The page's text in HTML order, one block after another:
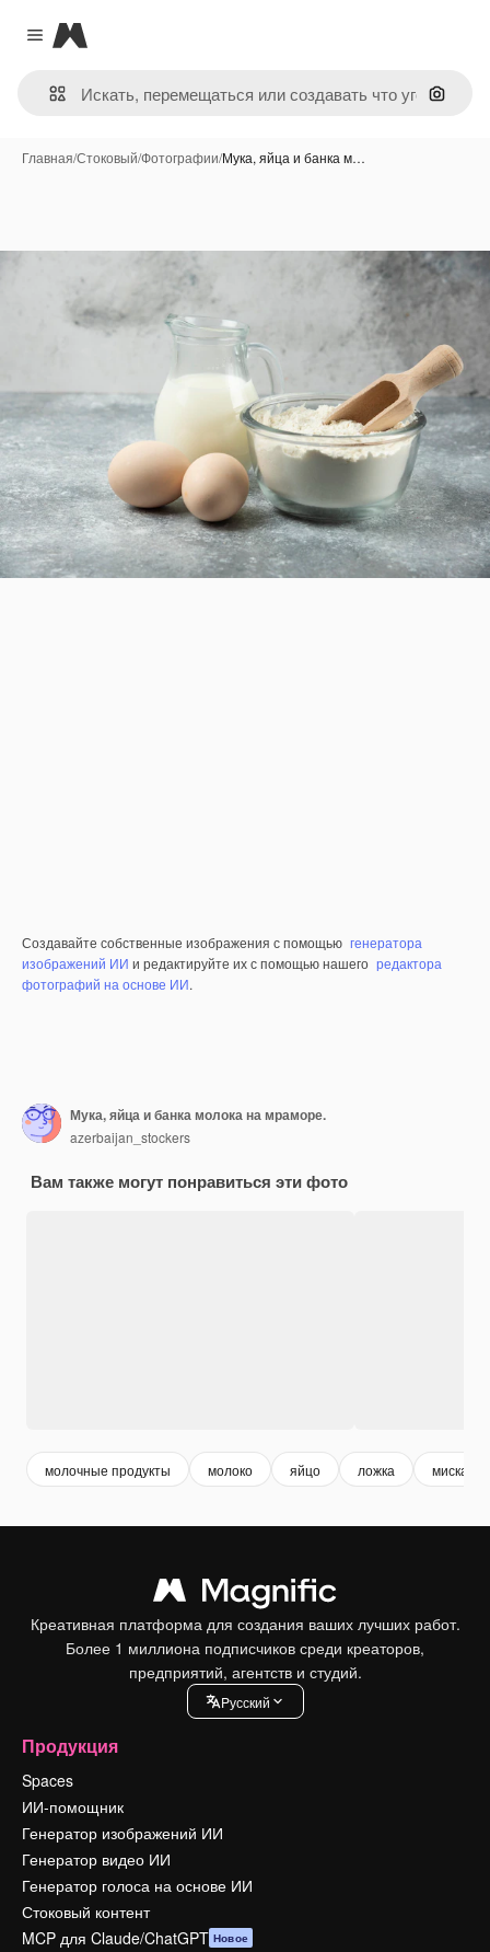
Close menu
Magnific
Поиск
Главная/Стоковый/Фотографии/Мука, яйца и банка м…
Создавайте собственные изображения с помощью генератора
изображений ИИ и редактируйте их с помощью нашего редактора
фотографий на основе ИИ.
Мука, яйца и банка молока на мраморе.
azerbaijan_stockers
Вам также могут понравиться эти фото
молочные продукты молоко яйцо ложка миска
Креативная платформа для создания ваших лучших работ.
Более 1 миллиона подписчиков среди креаторов,
предприятий, агентств и студий.
Pусский
Продукция
Spaces
ИИ-помощник
Генератор изображений ИИ
Генератор видео ИИ
Генератор голоса на основе ИИ
Стоковый контент
MCP для Claude/ChatGPT Новое